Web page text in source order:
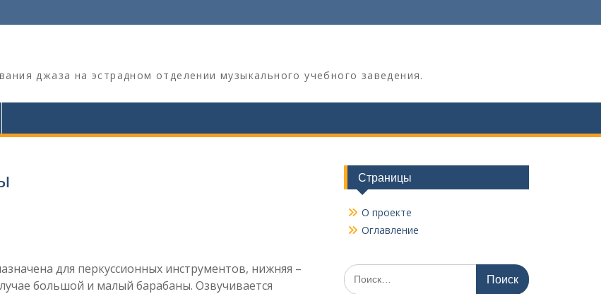
джаза на эстрадном отделении музыкального учебного заведения.
для перкуссионных инструментов, нижняя –
большой и малый барабаны. Озвучивается
Страницы
О проекте
Оглавление
Поиск
по: